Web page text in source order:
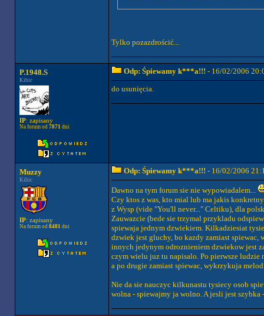
Tylko pozazdrościć...
P.1948.S
Kibic
IP: zapisany
Na forum od 7871 dni
Odp: Śpiewamy k***a!!! - 16/02/2006
do usunięcia.
Muzzy
Kibic
IP: zapisany
Na forum od 8481 dni
Odp: Śpiewamy k***a!!! - 16/02/2006
Dawno na tym forum sie nie wypowiadalem...
Czy ktos z was, kto mial lub ma jakis
z Wysp (vide "You'll never..." Celtiku), dla
Zauwazcie (bede sie trzymal przykladu
spiewaja jednym dzwiekiem. Kilkadziesiat
dzwiek jest gluchy, bo kazdy zamiast
innych jedynym odroznieniem dzwiekow jest
czym wielu juz tu napisalo. Po pierwsze
a po drugie zamiast spiewac, wykrzykuja
Nie da sie nauczyc kilkunastu tysiecy osob
wolna - spiewajmy ja wolno. A jesli jest